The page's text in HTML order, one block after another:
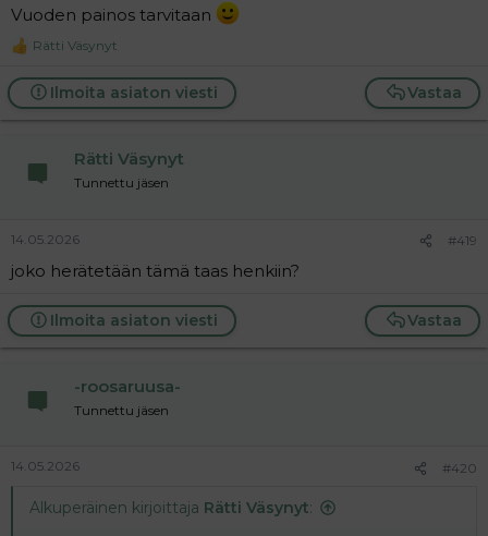
Vuoden painos tarvitaan
R
a
c
t
Rätti Väsynyt
Vastaa
Ilmoita asiaton viesti
Rätti Väsynyt
Tunnettu jäsen
14.05.2026 #419
joko herätetään tämä taas henkiin?
Vastaa
Ilmoita asiaton viesti
-roosaruusa-
Tunnettu jäsen
14.05.2026 #420
Alkuperäinen kirjoittaja Rätti Väsynyt: